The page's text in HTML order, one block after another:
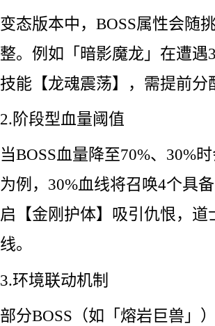
变态版本中，BOSS属性会随
整。例如「暗影魔龙」在遭
技能【龙魂震荡】，需提前
2.阶段型血量阈值
当BOSS血量降至70%、30%
为例，30%血线将召唤4个具
启【金刚护体】吸引仇恨，
线。
3.环境联动机制
部分BOSS（如「熔岩巨兽」